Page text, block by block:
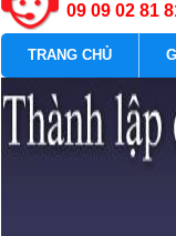
09 09 02 81
TRANG CHỦ